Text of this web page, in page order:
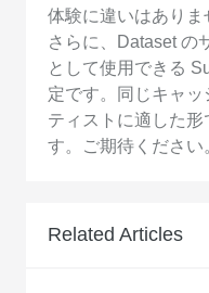
体験に違いはありま
さらに、Dataset の
として使用できる
定です。同じキャ
ティストに適した形
す。ご期待ください
Related Articles